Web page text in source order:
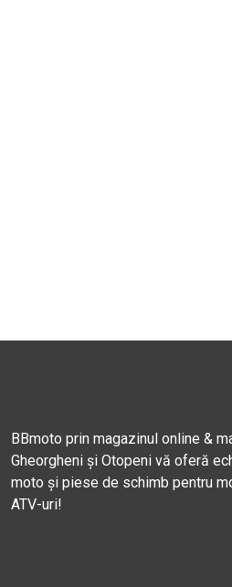
BBmoto prin magazinul online &
Gheorgheni și Otopeni vă oferă
moto și piese de schimb pentru
ATV-uri!